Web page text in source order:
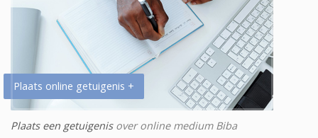
Plaats online getuigenis +
Plaats een getuigenisover online medium Biba